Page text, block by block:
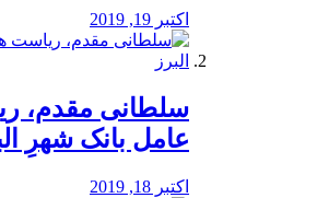
اکتبر 19, 2019
سلطانی مقدم،
عامل بانک شهرِ
اکتبر 18, 2019